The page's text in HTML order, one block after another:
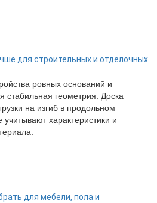
для строительных и отделочных
ровных оснований и
стабильная геометрия. Доска
на изгиб в продольном
характеристики и
для мебели, пола и